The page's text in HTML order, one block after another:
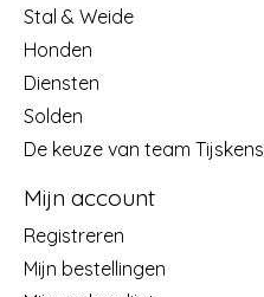
Stal & Weide
Honden
Diensten
Solden
De keuze van team Tijskens
Mijn account
Registreren
Mijn bestellingen